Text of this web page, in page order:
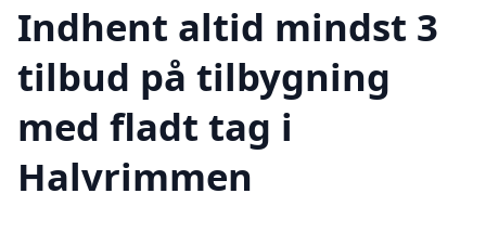
Indhent altid mindst 3
tilbud på tilbygning
med fladt tag i
Halvrimmen